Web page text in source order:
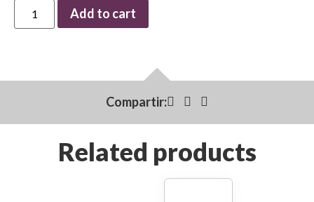
Add to cart
Compartir:
Related products